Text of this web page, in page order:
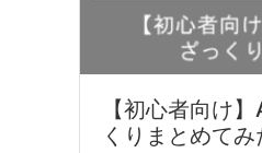
【初心者向け
くりまとめてみ